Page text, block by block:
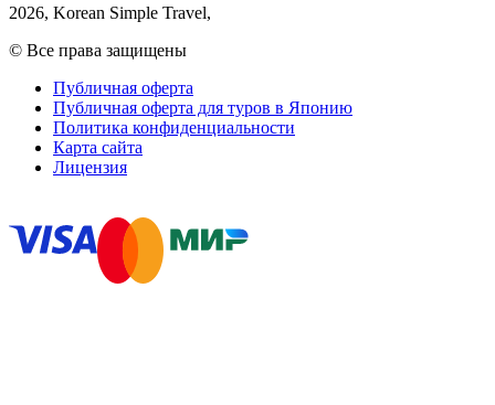
2026, Korean Simple Travel,
© Все права защищены
Публичная оферта
Публичная оферта для туров в Японию
Политика конфиденциальности
Карта сайта
Лицензия